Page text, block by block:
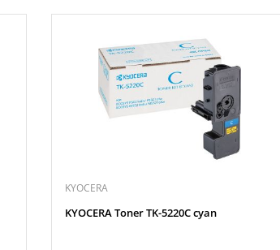
KYOCERA
KYOCERA Toner TK-5220C cyan